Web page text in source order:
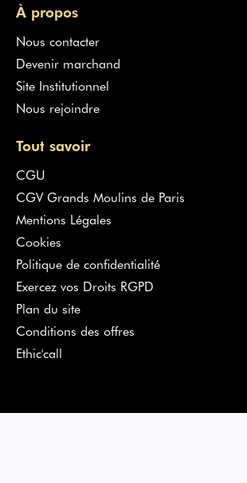
À propos
Nous contacter
Devenir marchand
Site Institutionnel
Nous rejoindre
Tout savoir
CGU
CGV Grands Moulins de Paris
Mentions Légales
Cookies
Politique de confidentialité
Exercez vos Droits RGPD
Plan du site
Conditions des offres
Ethic'call